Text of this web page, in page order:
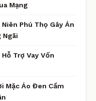
Mạng
Phú Thọ Gây Án
Ngãi
Trợ Vay Vốn
Mặc Áo Đen Cầm